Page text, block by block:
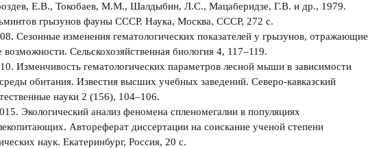
Е.В., Токобаев, М.М., Шалдыбин, Л.С., Мацаберидзе, Г.В. и др., 1979.
грызунов фауны СССР. Наука, Москва, СССР, 272 с.
Сезонные изменения гематологических показателей у грызунов, отражающие
Сельскохозяйственная биология 4, 117‒119.
Изменчивость гематологических параметров лесной мыши в зависимости
обитания. Известия высших учебных заведений. Северо-кавказский
науки 2 (156), 104‒106.
Экологический анализ феномена спленомегалии в популяциях
Автореферат диссертации на соискание ученой степени
наук. Екатеринбург, Россия, 20 с.